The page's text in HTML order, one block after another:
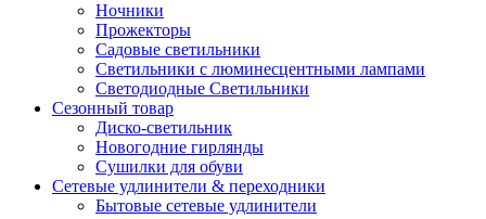
Ночники
Прожекторы
Садовые светильники
Светильники с люминесцентными лампами
Светодиодные Светильники
Сезонный товар
Диско-светильник
Новогодние гирлянды
Сушилки для обуви
Сетевые удлинители & переходники
Бытовые сетевые удлинители